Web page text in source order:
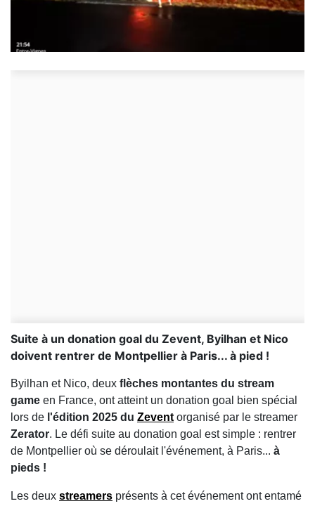
Suite à un donation goal du Zevent, Byilhan et Nico
doivent rentrer de Montpellier à Paris... à pied !
Byilhan et Nico, deux flèches montantes du stream
game en France, ont atteint un donation goal bien spécial
lors de l'édition 2025 du Zevent organisé par le streamer
Zerator. Le défi suite au donation goal est simple : rentrer
de Montpellier où se déroulait l'événement, à Paris... à
pieds !
Les deux streamers présents à cet événement ont entamé